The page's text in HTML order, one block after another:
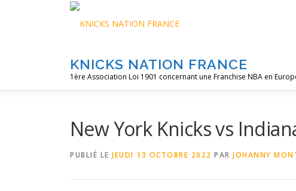
KNICKS NATION FRANCE
1ère Association Loi 1901 concernant une Franchise NBA en
New York Knicks vs
PUBLIÉ LE JEUDI 13 OCTOBRE 2022 PAR JOHANNY